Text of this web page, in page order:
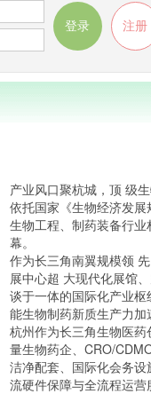
产业风口聚杭城，顶 级
依托国家《生物经济发
生物工程、制药装备行
幕。
作为长三角南翼规模领
展中心超 大现代化展馆
谈于一体的国际化产业
能生物制药新质生产力加
杭州作为长三角生物医
量生物药企、CRO/
洁净配套、国际化会务
流硬件保障与全流程运营